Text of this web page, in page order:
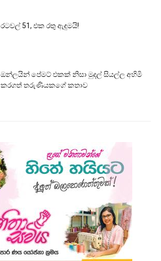
රටවල් 51, එක රතු ඇඳුමයි!
ඔන්ලයින් පේමට් එකක් නිසා මුදල් සියල්ල අහිමි
කරගත් තරුණියකගේ කතාව